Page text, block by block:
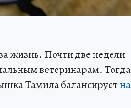
жизнь. Почти две недели
ветеринарам. Тогда
Тамила балансируетна